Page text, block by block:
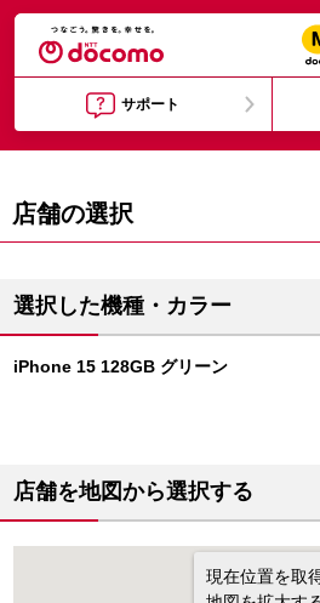
サポート
店舗の選択
選択した機種・カラー
iPhone 15 128GB グリーン
店舗を地図から選択する
現在位置を取